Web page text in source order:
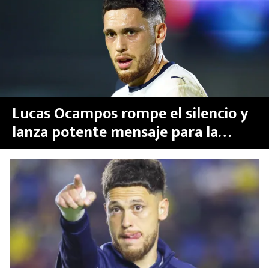
Lucas Ocampos rompe el silencio y
lanza potente mensaje para la
afición de Rayados de Monterrey